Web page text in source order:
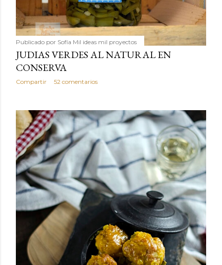
Publicado por Sofía Mil ideas mil proyectos
JUDIAS VERDES AL NATURAL EN
CONSERVA
Compartir 52 comentarios